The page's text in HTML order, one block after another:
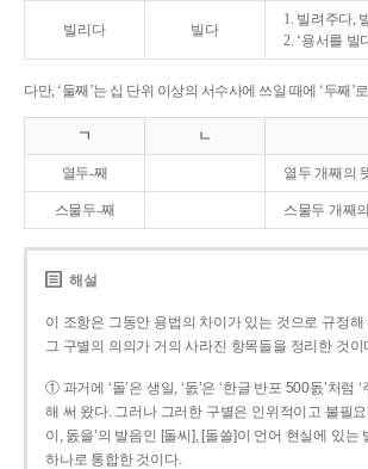
빌리다 빌다
1. 빌려주다,
2. ‘용서를 빌
다만, ‘둘째’는 십 단위 이상의 서수사에 쓰일 때에 ‘두째’
ㄱ ㄴ
열두-째 열두 개째의
스물두-째 스물두 개째
해설
이 조항은 그동안 용법의 차이가 있는 것으로 규정해
그 구별의 의의가 거의 사라진 항목들을 정리한 것이
① 과거에 ‘돌’은 생일, ‘돐’은 ‘한글 반포 500돐’처럼
해 써 왔다. 그러나 그러한 구별은 인위적이고 불필요
이, 돐을’의 발음인 [돌씨], [돌쓸]이 언어 현실에 있는
하나로 통합한 것이다.